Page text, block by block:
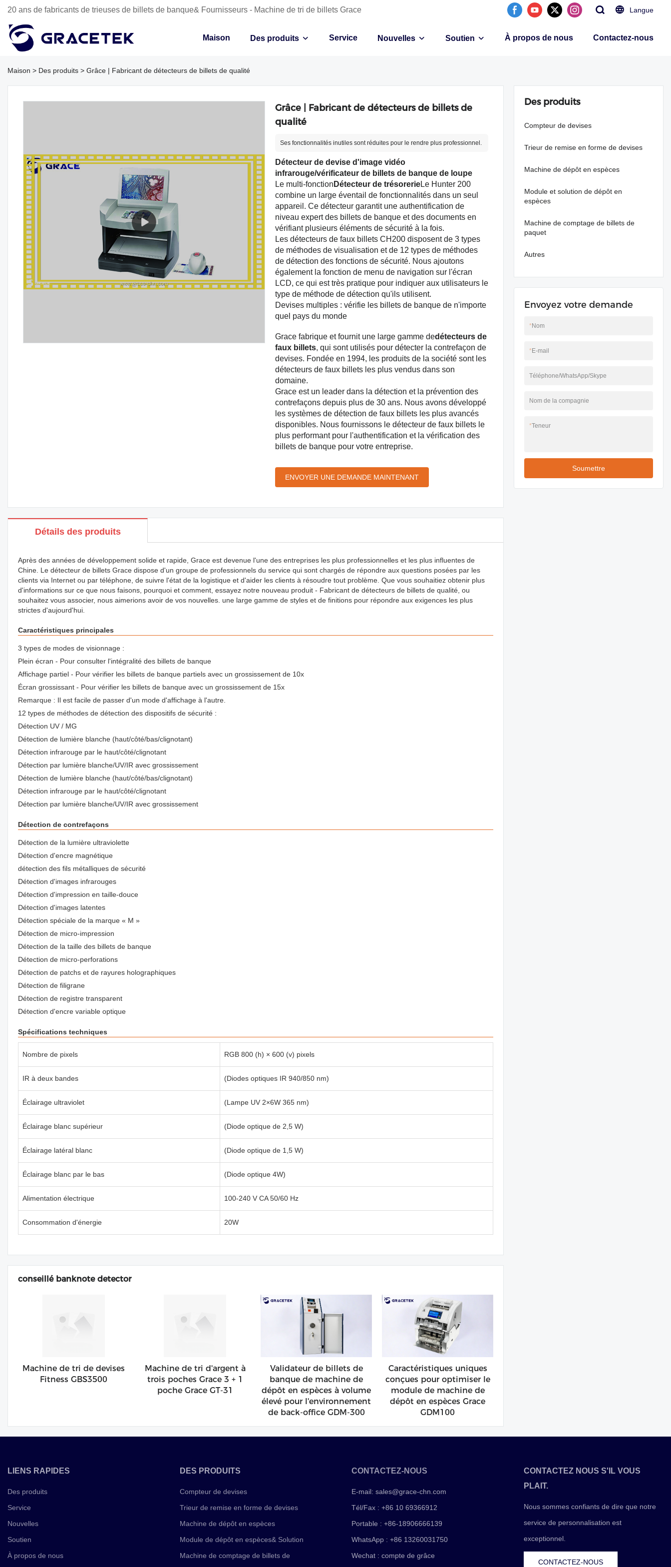
20 ans de fabricants de trieuses de billets de banque& Fournisseurs - Machine de tri de billets Grace Langue
Maison Des produits Service Nouvelles Soutien À propos de nous Contactez-nous
Maison > Des produits > Grâce | Fabricant de détecteurs de billets de qualité
Grâce | Fabricant de détecteurs de billets de
qualité
Ses fonctionnalités inutiles sont réduites pour le rendre plus professionnel.
Détecteur de devise d'image vidéo
infrarouge/vérificateur de billets de banque de loupe
Le multi-fonction Détecteur de trésorerieLe Hunter 200
combine un large éventail de fonctionnalités dans un seul
appareil. Ce détecteur garantit une authentification de
niveau expert des billets de banque et des documents en
vérifiant plusieurs éléments de sécurité à la fois.
Les détecteurs de faux billets CH200 disposent de 3 types
de méthodes de visualisation et de 12 types de méthodes
de détection des fonctions de sécurité. Nous ajoutons
également la fonction de menu de navigation sur l'écran
LCD, ce qui est très pratique pour indiquer aux utilisateurs le
type de méthode de détection qu'ils utilisent.
Devises multiples : vérifie les billets de banque de n'importe
quel pays du monde
Grace fabrique et fournit une large gamme dedétecteurs de
faux billets, qui sont utilisés pour détecter la contrefaçon de
devises. Fondée en 1994, les produits de la société sont les
détecteurs de faux billets les plus vendus dans son
domaine.
Grace est un leader dans la détection et la prévention des
contrefaçons depuis plus de 30 ans. Nous avons développé
les systèmes de détection de faux billets les plus avancés
disponibles. Nous fournissons le détecteur de faux billets le
plus performant pour l'authentification et la vérification des
billets de banque pour votre entreprise.
ENVOYER UNE DEMANDE MAINTENANT
Détails des produits
Après des années de développement solide et rapide, Grace est devenue l'une des entreprises les plus professionnelles et les plus influentes de
Chine. Le détecteur de billets Grace dispose d'un groupe de professionnels du service qui sont chargés de répondre aux questions posées par les
clients via Internet ou par téléphone, de suivre l'état de la logistique et d'aider les clients à résoudre tout problème. Que vous souhaitiez obtenir plus
d'informations sur ce que nous faisons, pourquoi et comment, essayez notre nouveau produit - Fabricant de détecteurs de billets de qualité, ou
souhaitez vous associer, nous aimerions avoir de vos nouvelles. une large gamme de styles et de finitions pour répondre aux exigences les plus
strictes d'aujourd'hui.
Caractéristiques principales
3 types de modes de visionnage :
Plein écran - Pour consulter l'intégralité des billets de banque
Affichage partiel - Pour vérifier les billets de banque partiels avec un grossissement de 10x
Écran grossissant - Pour vérifier les billets de banque avec un grossissement de 15x
Remarque : Il est facile de passer d'un mode d'affichage à l'autre.
12 types de méthodes de détection des dispositifs de sécurité :
Détection UV / MG
Détection de lumière blanche (haut/côté/bas/clignotant)
Détection infrarouge par le haut/côté/clignotant
Détection par lumière blanche/UV/IR avec grossissement
Détection de lumière blanche (haut/côté/bas/clignotant)
Détection infrarouge par le haut/côté/clignotant
Détection par lumière blanche/UV/IR avec grossissement
Détection de contrefaçons
Détection de la lumière ultraviolette
Détection d'encre magnétique
détection des fils métalliques de sécurité
Détection d'images infrarouges
Détection d'impression en taille-douce
Détection d'images latentes
Détection spéciale de la marque « M »
Détection de micro-impression
Détection de la taille des billets de banque
Détection de micro-perforations
Détection de patchs et de rayures holographiques
Détection de filigrane
Détection de registre transparent
Détection d'encre variable optique
Spécifications techniques
Nombre de pixels RGB 800 (h) × 600 (v) pixels
IR à deux bandes (Diodes optiques IR 940/850 nm)
Éclairage ultraviolet (Lampe UV 2×6W 365 nm)
Éclairage blanc supérieur (Diode optique de 2,5 W)
Éclairage latéral blanc (Diode optique de 1,5 W)
Éclairage blanc par le bas (Diode optique 4W)
Alimentation électrique 100-240 V CA 50/60 Hz
Consommation d'énergie 20W
conseillé banknote detector
Machine de tri de devises
Fitness GBS3500
Machine de tri d'argent à
trois poches Grace 3 + 1
poche Grace GT-31
Validateur de billets de
banque de machine de
dépôt en espèces à volume
élevé pour l'environnement
de back-office GDM-300
Caractéristiques uniques
conçues pour optimiser le
module de machine de
dépôt en espèces Grace
GDM100
Des produits
Compteur de devises
Trieur de remise en forme de devises
Machine de dépôt en espèces
Module et solution de dépôt en
espèces
Machine de comptage de billets de
paquet
Autres
Envoyez votre demande
*Nom
*E-mail
Téléphone/WhatsApp/Skype
Nom de la compagnie
*Teneur
Soumettre
LIENS RAPIDES
Des produits
Service
Nouvelles
Soutien
À propos de nous
DES PRODUITS
Compteur de devises
Trieur de remise en forme de devises
Machine de dépôt en espèces
Module de dépôt en espèces& Solution
Machine de comptage de billets de
CONTACTEZ-NOUS
E-mail:sales@grace-chn.com
Tél/Fax : +86 10 69366912
Portable : +86-18906666139
WhatsApp : +86 13260031750
Wechat : compte de grâce
CONTACTEZ NOUS S'IL VOUS
PLAIT.
Nous sommes confiants de dire que notre
service de personnalisation est
exceptionnel.
CONTACTEZ-NOUS